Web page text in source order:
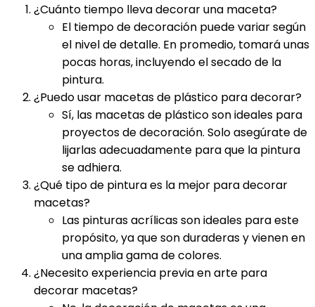
¿Cuánto tiempo lleva decorar una maceta?
El tiempo de decoración puede variar según
el nivel de detalle. En promedio, tomará unas
pocas horas, incluyendo el secado de la
pintura.
¿Puedo usar macetas de plástico para decorar?
Sí, las macetas de plástico son ideales para
proyectos de decoración. Solo asegúrate de
lijarlas adecuadamente para que la pintura
se adhiera.
¿Qué tipo de pintura es la mejor para decorar
macetas?
Las pinturas acrílicas son ideales para este
propósito, ya que son duraderas y vienen en
una amplia gama de colores.
¿Necesito experiencia previa en arte para
decorar macetas?